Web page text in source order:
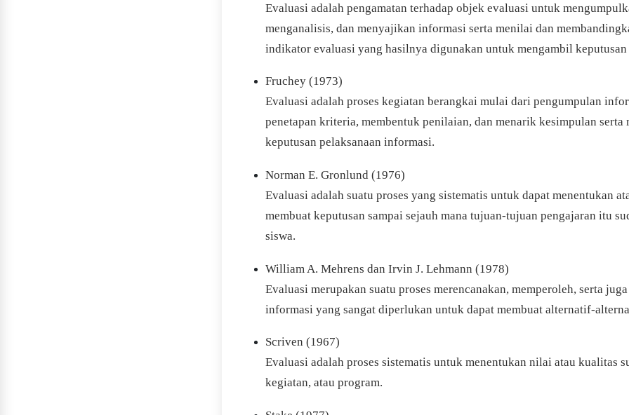
Evaluasi adalah pengamatan terhadap objek evaluasi untuk
menganalisis, dan menyajikan informasi serta menilai dan
indikator evaluasi yang hasilnya digunakan untuk mengambil
Fruchey (1973)
Evaluasi adalah proses kegiatan berangkai mulai dari pengumpulan
penetapan kriteria, membentuk penilaian, dan menarik kesimpulan serta
keputusan pelaksanaan informasi.
Norman E. Gronlund (1976)
Evaluasi adalah suatu proses yang sistematis untuk dapat menentukan
membuat keputusan sampai sejauh mana tujuan-tujuan pengajaran itu
siswa.
William A. Mehrens dan Irvin J. Lehmann (1978)
Evaluasi merupakan suatu proses merencanakan, memperoleh, serta
informasi yang sangat diperlukan untuk dapat membuat alternatif-
Scriven (1967)
Evaluasi adalah proses sistematis untuk menentukan nilai atau kualitas
kegiatan, atau program.